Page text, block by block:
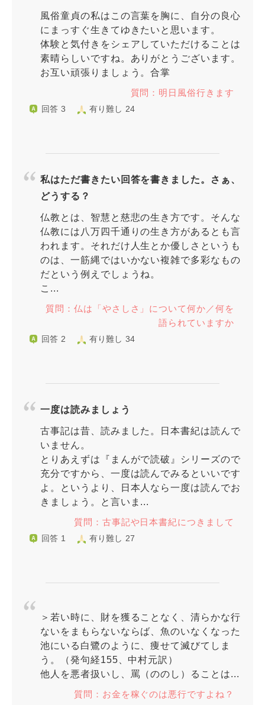
風俗童貞の私はこの言葉を胸に、自分の良心
にまっすぐ生きてゆきたいと思います。
体験と気付きをシェアしていただけることは
素晴らしいですね。ありがとうございます。
お互い頑張りましょう。合掌
質問：明日風俗行きます
回答 3 有り難し 24
私はただ書きたい回答を書きました。さぁ、
どうする？
仏教とは、智慧と慈悲の生き方です。そんな
仏教には八万四千通りの生き方があるとも言
われます。それだけ人生とか優しさというも
のは、一筋縄ではいかない複雑で多彩なもの
だという例えでしょうね。
こ...
質問：仏は「やさしさ」について何か／何を
語られていますか
回答 2 有り難し 34
一度は読みましょう
古事記は昔、読みました。日本書紀は読んで
いません。
とりあえずは『まんがで読破』シリーズので
充分ですから、一度は読んでみるといいです
よ。というより、日本人なら一度は読んでお
きましょう。と言いま...
質問：古事記や日本書紀につきまして
回答 1 有り難し 27
＞若い時に、財を獲ることなく、清らかな行
ないをまもらないならば、魚のいなくなった
池にいる白鷺のように、痩せて滅びてしま
う。（発句経155、中村元訳）
他人を悪者扱いし、罵（ののし）ることは...
質問：お金を稼ぐのは悪行ですよね？